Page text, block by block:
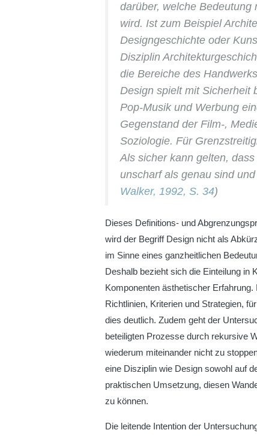
darüber, welche
wird. Ist zum Beispiel
Designgeschichte oder
Disziplin
die Bereiche des
Design spielt mit Sicherheit
Pop-Musik und Werbung
Gegenstand der Film-,
Soziologie. Für
Als sicher kann gelten,
unscharf als genau sind
Walker, 1992, S. 34)
Dieses Definitions- und
wird der Begriff Design nicht als
im Sinne eines ganzheitlichen
Deshalb bezieht sich die Einteilung in
Komponenten ästhetischer
Richtlinien, Kriterien und Strategien,
dies deutlich. Zudem geht der
beteiligten Prozesse durch rekursive
wiederum miteinander nicht zu
eine Disziplin wie Design sowohl auf
praktischen Umsetzung, diesen
zu können.
Die leitende Intention der